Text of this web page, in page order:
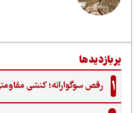
رقص سوگوارانه؛ کنشی مقاومتی